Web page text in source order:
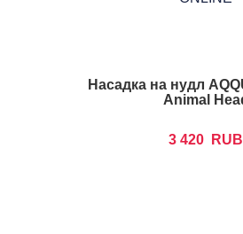
Насадка на нудл
Animal
3 420 RUB